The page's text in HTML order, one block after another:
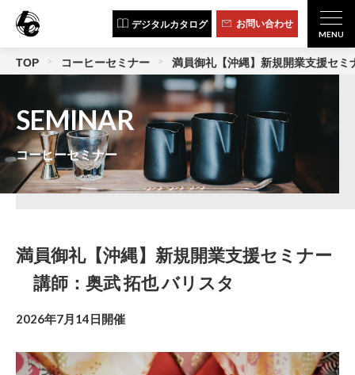
デジタルカタログ お問い合わせ
TOP コーヒーセミナー 満員御礼【沖縄】新規開業支援セ
SEMINAR
コーヒーセミナー
満員御礼【沖縄】新規開業支援セミナー
講師：奥武 拓也 バリスタ
2026年7月14日開催